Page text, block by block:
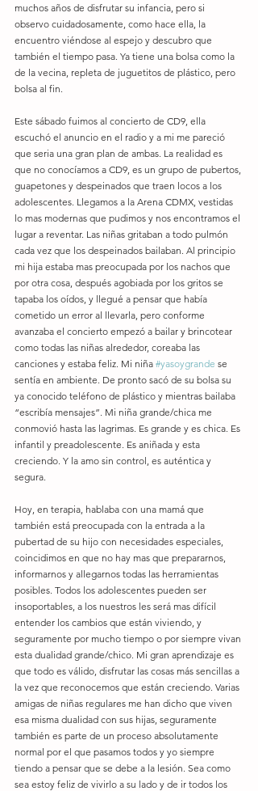
muchos años de disfrutar su infancia, pero si
observo cuidadosamente, como hace ella, la
encuentro viéndose al espejo y descubro que
también el tiempo pasa. Ya tiene una bolsa como la
de la vecina, repleta de juguetitos de plástico, pero
bolsa al fin.
Este sábado fuimos al concierto de CD9, ella
escuchó el anuncio en el radio y a mi me pareció
que seria una gran plan de ambas. La realidad es
que no conocíamos a CD9, es un grupo de pubertos,
guapetones y despeinados que traen locos a los
adolescentes. Llegamos a la Arena CDMX, vestidas
lo mas modernas que pudimos y nos encontramos el
lugar a reventar. Las niñas gritaban a todo pulmón
cada vez que los despeinados bailaban. Al principio
mi hija estaba mas preocupada por los nachos que
por otra cosa, después agobiada por los gritos se
tapaba los oídos, y llegué a pensar que había
cometido un error al llevarla, pero conforme
avanzaba el concierto empezó a bailar y brincotear
como todas las niñas alrededor, coreaba las
canciones y estaba feliz. Mi niña #yasoygrande se
sentía en ambiente. De pronto sacó de su bolsa su
ya conocido teléfono de plástico y mientras bailaba
“escribía mensajes”. Mi niña grande/chica me
conmovió hasta las lagrimas. Es grande y es chica. Es
infantil y preadolescente. Es aniñada y esta
creciendo. Y la amo sin control, es auténtica y
segura.
Hoy, en terapia, hablaba con una mamá que
también está preocupada con la entrada a la
pubertad de su hijo con necesidades especiales,
coincidimos en que no hay mas que prepararnos,
informarnos y allegarnos todas las herramientas
posibles. Todos los adolescentes pueden ser
insoportables, a los nuestros les será mas difícil
entender los cambios que están viviendo, y
seguramente por mucho tiempo o por siempre vivan
esta dualidad grande/chico. Mi gran aprendizaje es
que todo es válido, disfrutar las cosas más sencillas a
la vez que reconocemos que están creciendo. Varias
amigas de niñas regulares me han dicho que viven
esa misma dualidad con sus hijas, seguramente
también es parte de un proceso absolutamente
normal por el que pasamos todos y yo siempre
tiendo a pensar que se debe a la lesión. Sea como
sea estoy feliz de vivirlo a su lado y de ir todos los